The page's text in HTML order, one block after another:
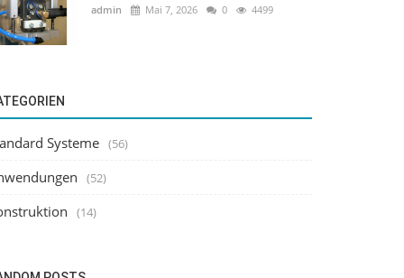
admin Mai 7, 2026 0 4499
Systeme (56)
(52)
(14)